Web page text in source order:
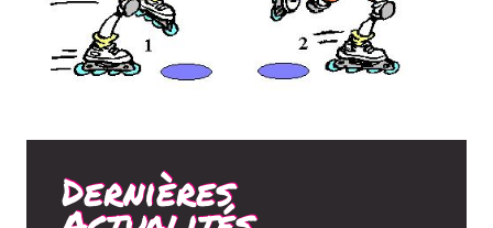
Dernières